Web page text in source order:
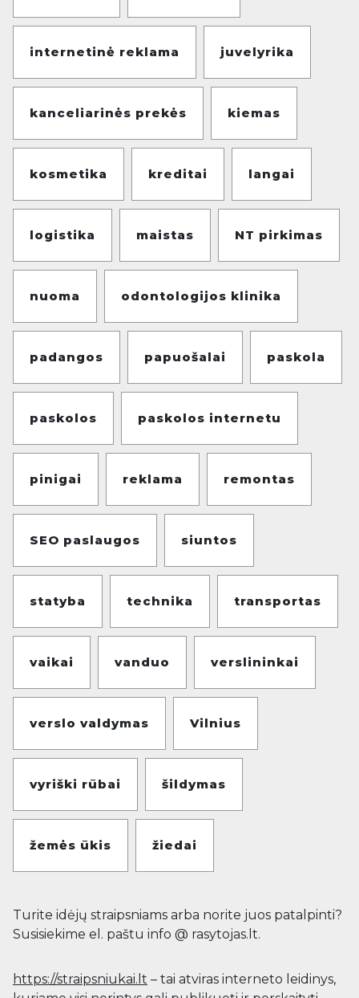
internetinė reklama juvelyrika
kanceliarinės prekės kiemas
kosmetika kreditai langai
logistika maistas NT pirkimas
nuoma odontologijos klinika
padangos papuošalai paskola
paskolos paskolos internetu
pinigai reklama remontas
SEO paslaugos siuntos
statyba technika transportas
vaikai vanduo verslininkai
verslo valdymas Vilnius
vyriški rūbai šildymas
žemės ūkis žiedai
Turite idėjų straipsniams arba norite juos patalpinti?
Susisiekime el. paštu info @ rasytojas.lt.
https://straipsniukai.lt – tai atviras interneto leidinys,